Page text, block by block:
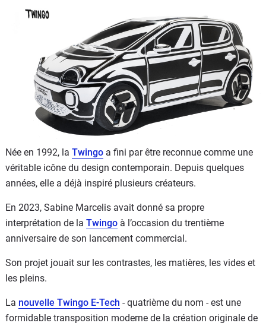
Marques
Née en 1992, la Twingo a fini par être reconnue comme une
véritable icône du design contemporain. Depuis quelques
années, elle a déjà inspiré plusieurs créateurs.
En 2023, Sabine Marcelis avait donné sa propre
interprétation de la Twingo à l’occasion du trentième
anniversaire de son lancement commercial.
Son projet jouait sur les contrastes, les matières, les vides et
les pleins.
La nouvelle Twingo E-Tech - quatrième du nom - est une
formidable transposition moderne de la création originale de